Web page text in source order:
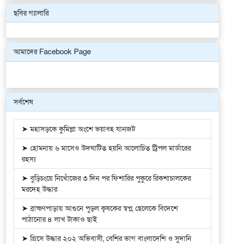
ছবির গ্যালারি
আমাদের Facebook Page
সর্বশেষ
➤ মহাসড়কে কুমিল্লা অংশে ভয়াবহ যানজট
➤ হোমনায় ৬ মাসেও উদঘাটিত হয়নি আলোচিত ট্রিপল মার্ডারের
রহস্য
➤ বুড়িচংয়ে নিখোঁজের ৩ দিন পর ফিশারির পুকুরে রিকশাচালকের
মরদেহ উদ্ধার
➤ ব্রাহ্মণপাড়ায় আগুনে পুড়ল কৃষকের স্বপ্ন, ছেলেকে বিদেশে
পাঠানোর ৪ লাখ টাকাও ছাই
➤ গ্রিসে উদ্ধার ২০২ অভিবাসী, বেশির ভাগ বাংলাদেশি ও সুদানি